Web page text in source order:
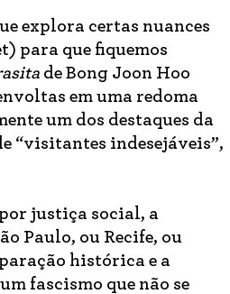
explora certas nuances
para que fiquemos
de Bong Joon Hoo
em uma redoma
um dos destaques da
“visitantes indesejáveis”,
justiça social, a
Paulo, ou Recife, ou
histórica e a
fascismo que não se